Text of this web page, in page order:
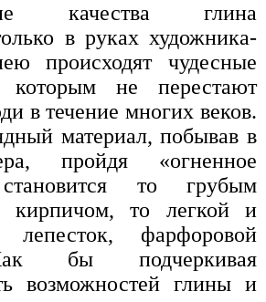
качества глина
в руках художника-
происходят чудесные
которым не перестают
в течение многих веков.
материал, побывав в
пройдя «огненное
то грубым
кирпичом, то легкой и
фарфоровой
бы подчеркивая
возможностей глины и